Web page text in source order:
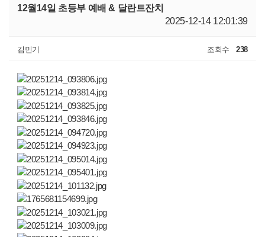
12월14일 초등부 예배 & 달란트잔치
2025-12-14 12:01:39
김민기 조회수 238